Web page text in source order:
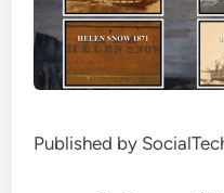
Published by